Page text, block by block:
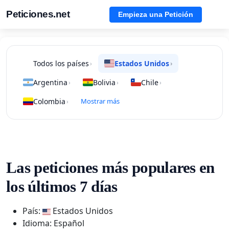
Peticiones.net Empieza una Petición
Todos los países › Estados Unidos›
Argentina › Bolivia › Chile›
Colombia › Mostrar más
Las peticiones más populares en
los últimos 7 días
País:
Estados Unidos
Idioma: Español